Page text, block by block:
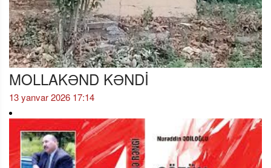
MOLLAKƏND KƏNDİ
13 yanvar 2026 17:14